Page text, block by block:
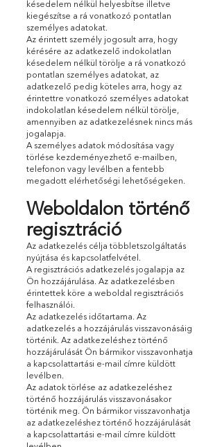
késedelem nélkül helyesbítse illetve
kiegészítse a rá vonatkozó pontatlan
személyes adatokat.
Az érintett személy jogosult arra, hogy
kérésére az adatkezelő indokolatlan
késedelem nélkül törölje a rá vonatkozó
pontatlan személyes adatokat, az
adatkezelő pedig köteles arra, hogy az
érintettre vonatkozó személyes adatokat
indokolatlan késedelem nélkül törölje,
amennyiben az adatkezelésnek nincs más
jogalapja.
A személyes adatok módosítása vagy
törlése kezdeményezhető e-mailben,
telefonon vagy levélben a fentebb
megadott elérhetőségi lehetőségeken.
Weboldalon történő
regisztráció
Az adatkezelés célja többletszolgáltatás
nyújtása és kapcsolatfelvétel.
A regisztrációs adatkezelés jogalapja az
Ön hozzájárulása. Az adatkezelésben
érintettek köre a weboldal regisztrációs
felhasználói.
Az adatkezelés időtartama. Az
adatkezelés a hozzájárulás visszavonásáig
történik. Az adatkezeléshez történő
hozzájárulását Ön bármikor visszavonhatja
a kapcsolattartási e-mail címre küldött
levélben.
Az adatok törlése az adatkezeléshez
történő hozzájárulás visszavonásakor
történik meg. Ön bármikor visszavonhatja
az adatkezeléshez történő hozzájárulását
a kapcsolattartási e-mail címre küldött